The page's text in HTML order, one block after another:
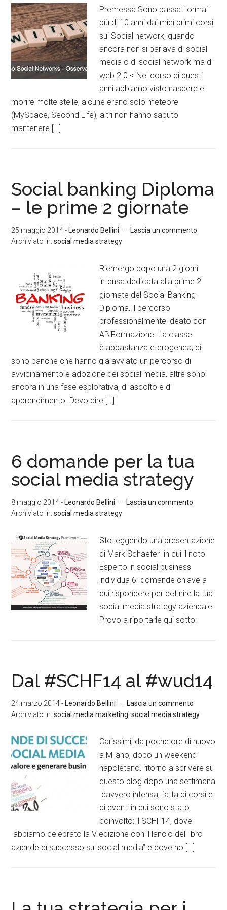
Premessa Sono passati ormai
più di 10 anni dai miei primi corsi
sui Social network, quando
ancora non si parlava di social
media o di social network ma di
web 2.0.< Nel corso di questi
anni abbiamo visto nascere e
morire molte stelle, alcune erano solo meteore
(MySpace, Second Life), altri non hanno saputo
mantenere […]
Social banking Diploma
– le prime 2 giornate
25 maggio 2014- Leonardo Bellini
Lascia un commento
Archiviato in:social media strategy
Riemergo dopo una 2 giorni
intensa dedicata alla prime 2
giornate del Social Banking
Diploma, il percorso
professionalmente ideato con
ABiFormazione. La classe
è abbastanza eterogenea; ci
sono banche che hanno già avviato un percorso di
avvicinamento e adozione dei social media, altre sono
ancora in una fase esplorativa, di ascolto e di
apprendimento. Devo dire […]
6 domande per la tua
social media strategy
8 maggio 2014- Leonardo Bellini
Lascia un commento
Archiviato in:social media strategy
Sto leggendo una presentazione
di Mark Schaefer in cui il noto
Esperto in social business
individua 6 domande chiave a
cui rispondere per definire la tua
social media strategy aziendale.
Provo a riportarle qui sotto:
Dal #SCHF14 al #wud14
24 marzo 2014- Leonardo Bellini
Lascia un commento
Archiviato in:social media marketing ,social media strategy
Carissimi, da poche ore di nuovo
a Milano, dopo un weekend
napoletano, ritorno a scrivere su
questo blog dopo una settimana
davvero intensa, fatta di corsi e
di eventi in cui sono stato
coinvolto: il SCHF14, dove
abbiamo celebrato la V edizione con il lancio del libro
aziende di successo sui social media” e dove ho […]